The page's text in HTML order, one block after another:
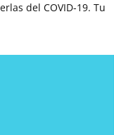
del COVID-19. Tu